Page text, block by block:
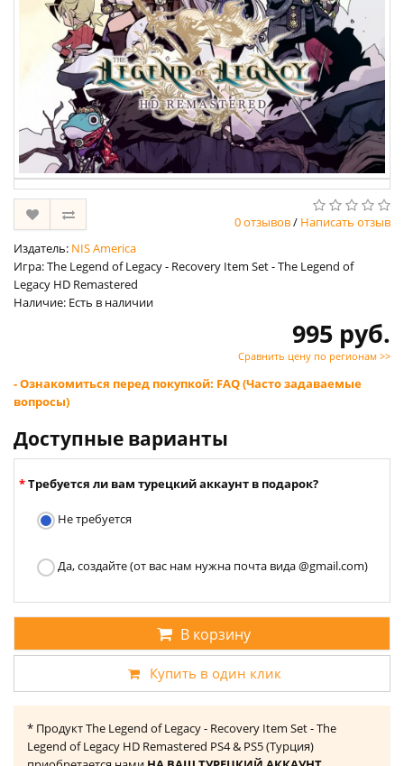
0 отзывов/ Написать отзыв
Издатель: NIS America
Игра: The Legend of Legacy - Recovery Item Set - The Legend of
Legacy HD Remastered
Наличие: Есть в наличии
995 руб.
Сравнить цену по регионам >>
- Ознакомиться перед покупкой: FAQ (Часто задаваемые
вопросы)
Доступные варианты
Требуется ли вам турецкий аккаунт в подарок?
Не требуется
Да, создайте (от вас нам нужна почта вида @gmail.com)
В корзину
Купить в один клик
* Продукт The Legend of Legacy - Recovery Item Set - The
Legend of Legacy HD Remastered PS4 & PS5 (Турция)